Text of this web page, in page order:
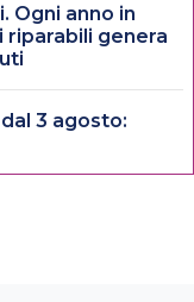
Ogni anno in
genera
3 agosto: